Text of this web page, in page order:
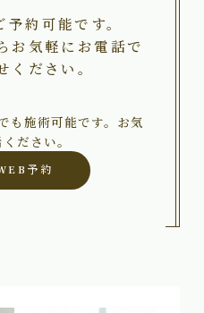
約可能です。
お気軽にお電話で
ください。
も施術可能です。お気
ださい。
予約